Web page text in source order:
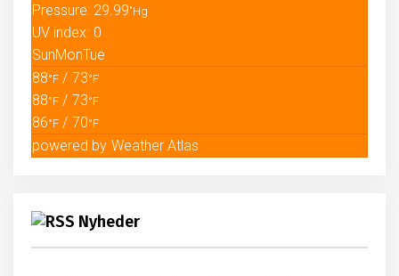
Pressure: 29.99"Hg
UV index: 0
SunMonTue
88°F / 73°F
88°F / 73°F
86°F / 70°F
powered by Weather Atlas
Nyheder